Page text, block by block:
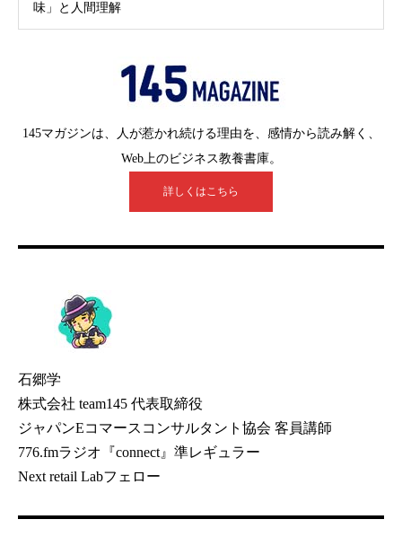
味」と人間理解
145マガジンは、人が惹かれ続ける理由を、感情から読み解く、
Web上のビジネス教養書庫。
詳しくはこちら
石郷学
株式会社 team145 代表取締役
ジャパンEコマースコンサルタント協会 客員講師
776.fmラジオ『connect』準レギュラー
Next retail Labフェロー